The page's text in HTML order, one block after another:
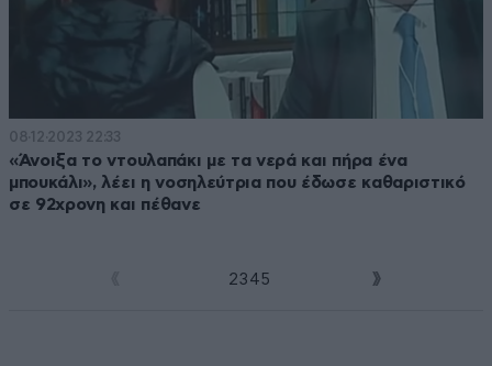
08·12·2023 22:33
«Άνοιξα το ντουλαπάκι με τα νερά και πήρα ένα
μπουκάλι», λέει η νοσηλεύτρια που έδωσε καθαριστικό
σε 92χρονη και πέθανε
23 4 5